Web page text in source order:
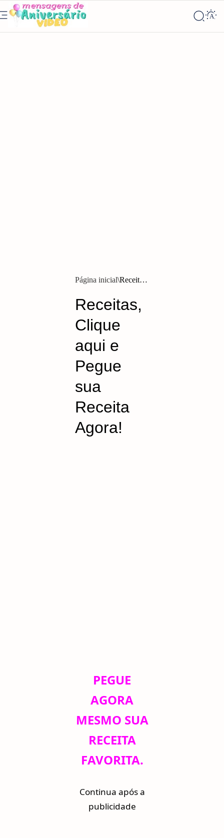
Página inicial
Receitas,
Clique
aqui e
Pegue
sua
Receita
Agora!
PEGUE
AGORA
MESMO SUA
RECEITA
FAVORITA.
Continua após a
publicidade